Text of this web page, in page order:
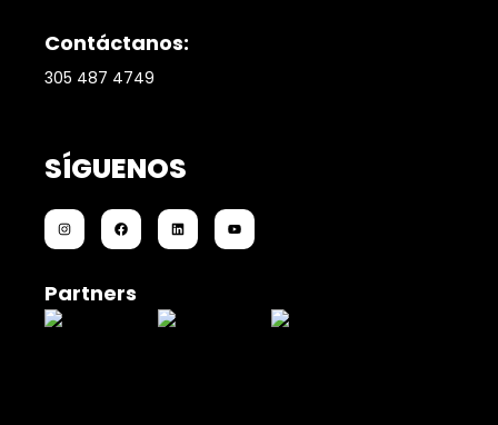
Contáctanos:
305 487 4749
SÍGUENOS
Partners